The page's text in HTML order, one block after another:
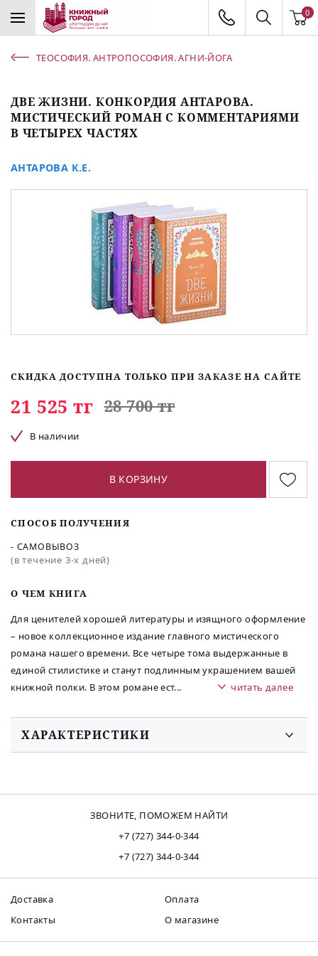
0
ТЕОСОФИЯ. АНТРОПОСОФИЯ. АГНИ-ЙОГА
ДВЕ ЖИЗНИ. КОНКОРДИЯ АНТАРОВА.
МИСТИЧЕСКИЙ РОМАН С КОММЕНТАРИЯМИ
В ЧЕТЫРЕХ ЧАСТЯХ
АНТАРОВА К.Е.
O ЧЕМ КНИГА
Для ценителей хорошей литературы и изящного оформление
– новое коллекционное издание главного мистического
романа нашего времени. Все четыре тома выдержанные в
единой стилистике и станут подлинным украшением вашей
книжной полки. В этом романе ест... читать далее
СКИДКА ДОСТУПНА ТОЛЬКО ПРИ ЗАКАЗЕ НА САЙТЕ
21 525 тг 28 700 тг
В наличии
В КОРЗИНУ
СПОСОБ ПОЛУЧЕНИЯ
- САМОВЫВОЗ
(в течение 3-х дней)
ХАРАКТЕРИСТИКИ
ЗВОНИТЕ, ПОМОЖЕМ НАЙТИ
+7 (727) 344-0-344
+7 (727) 344-0-344
Доставка
Оплата
Контакты
О магазине